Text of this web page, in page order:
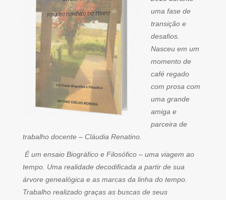
uma fase de
transição e
desafios.
Nasceu em um
momento de
café regado
com prosa com
uma grande
amiga e
parceira de
trabalho docente – Cláudia Renatino.
É um ensaio Biográfico e Filosófico – uma viagem ao
tempo. Uma realidade decodificada a partir de sua
árvore genealógica e as marcas da linha do tempo.
Trabalho realizado graças as buscas de seus